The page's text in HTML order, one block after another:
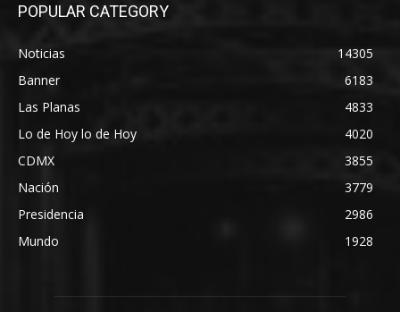
POPULAR CATEGORY
Noticias
14305
Banner
6183
Las Planas
4833
Lo de Hoy lo de Hoy
4020
CDMX
3855
Nación
3779
Presidencia
2986
Mundo
1928